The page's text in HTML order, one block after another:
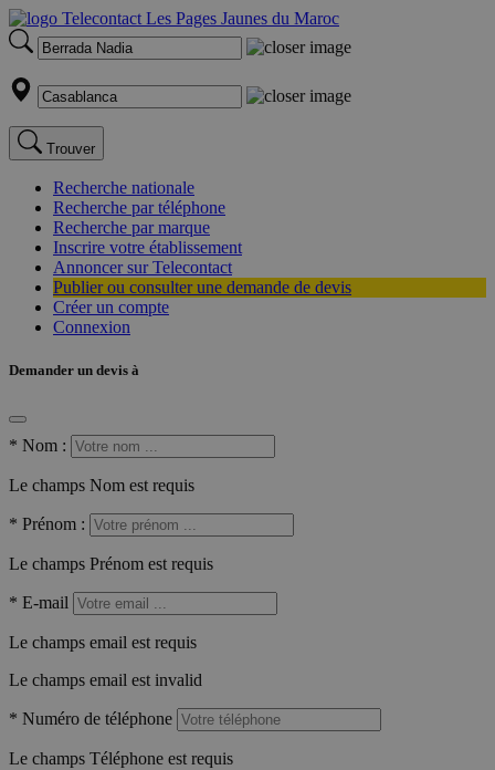
Trouver
Recherche nationale
Recherche par téléphone
Recherche par marque
Inscrire votre établissement
Annoncer sur Telecontact
Publier ou consulter une demande de devis
Créer un compte
Connexion
Demander un devis à
* Nom :
Le champs Nom est requis
* Prénom :
Le champs Prénom est requis
* E-mail
Le champs email est requis
Le champs email est invalid
* Numéro de téléphone
Le champs Téléphone est requis